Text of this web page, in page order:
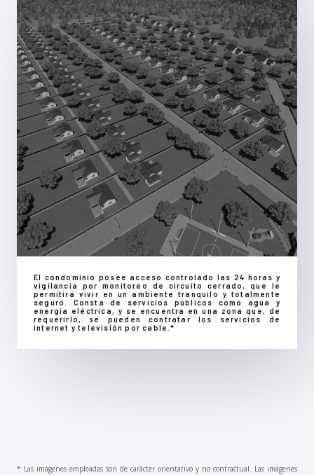
El condominio posee acceso controlado las 24 horas y
vigilancia por monitoreo de circuito cerrado, que le
permitirá vivir en un ambiente tranquilo y totalmente
seguro. Consta de servicios públicos como agua y
energía eléctrica, y se encuentra en una zona que, de
requerirlo, se pueden contratar los servicios de
internet y televisión por cable.*
* Las imágenes empleadas son de carácter orientativo y no contractual. Las imágenes